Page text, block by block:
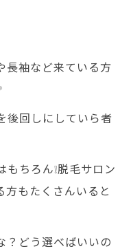
長袖など来ている方
後回しにしていら者
ちろん❕脱毛サロン
方もたくさんいると
？どう選べばいいの